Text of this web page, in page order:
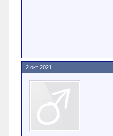
2 окт 2021